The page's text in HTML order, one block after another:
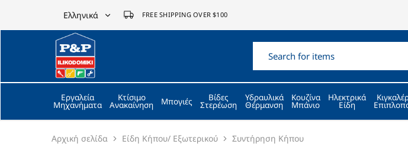
Ελληνικά
Ελληνικά
English
FREE SHIPPING OVER $100
P&P
ilikodomiki
LTD
Εργαλεία
Μηχανήματα
Κτίσιμο
Ανακαίνηση Μπογιές Βίδες
Στερέωση
Υδραυλικά
Θέρμανση
Κουζίνα
Μπάνιο
Ηλεκτρικά
Είδη
Αρχική σελίδα Είδη Κήπου/ Εξωτερικού Συντήρηση Κήπου